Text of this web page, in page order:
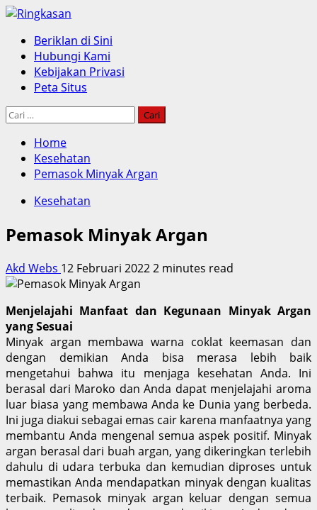
Skip
content
Primary
Menu
Beriklan di Sini
Hubungi Kami
Kebijakan Privasi
Peta Situs
Cari
Home
Kesehatan
Pemasok Minyak Argan
Kesehatan
Pemasok Minyak Argan
Akd Webs 12 Februari 20222 minutes read
Menjelajahi Manfaat dan Kegunaan Minyak Argan
yang Sesuai
Minyak argan membawa warna coklat keemasan dan
dengan demikian Anda bisa merasa lebih baik
mengetahui bahwa itu menjaga kesehatan Anda. Ini
berasal dari Maroko dan Anda dapat menjelajahi aroma
luar biasa yang membawa Anda ke Dunia yang berbeda.
Ini juga diakui sebagai emas cair karena manfaatnya yang
membantu Anda mengenal semua aspek positif. Minyak
argan berasal dari buah argan, yang dikeringkan terlebih
dahulu di udara terbuka dan kemudian diproses untuk
memastikan Anda mendapatkan minyak dengan kualitas
terbaik. Pemasok minyak argan keluar dengan semua